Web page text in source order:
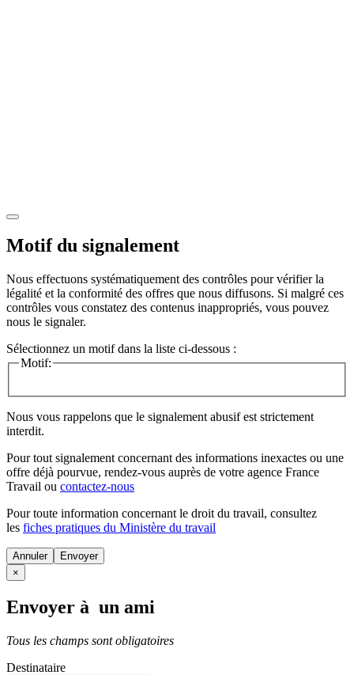
Motif du signalement
Nous effectuons systématiquement des contrôles pour vérifier la
légalité et la conformité des offres que nous diffusons. Si malgré ces
contrôles vous constatez des contenus inappropriés, vous pouvez
nous le signaler.
Sélectionnez un motif dans la liste ci-dessous :
Motif:
Nous vous rappelons que le signalement abusif est strictement
interdit.
Pour tout signalement concernant des informations inexactes ou une
offre déjà pourvue, rendez-vous auprès de votre agence France
Travail ou contactez-nous
Pour toute information concernant le droit du travail, consultez
les fiches pratiques du Ministère du travail
Annuler
×
Envoyer à un ami
Tous les champs sont obligatoires
Destinataire